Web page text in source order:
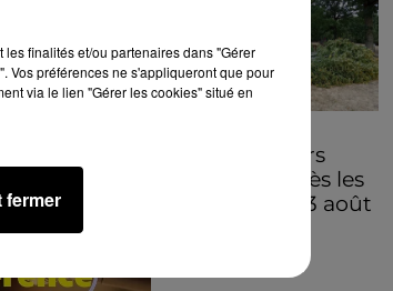
De premiers
dégâts après les
orages du 3 août
finalités et/ou partenaires dans "Gérer
Vos préférences ne s'appliqueront que pour
via le lien "Gérer les cookies" situé en
fermer